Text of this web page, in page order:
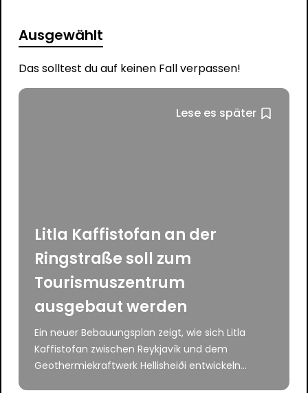
Ausgewählt
Das solltest du auf keinen Fall verpassen!
Lese es später
Litla Kaffistofan an der
Ringstraße soll zum
Tourismuszentrum
ausgebaut werden
Ein neuer Bebauungsplan zeigt, wie sich Litla
Kaffistofan zwischen Reykjavík und dem
Geothermiekraftwerk Hellisheiði entwickeln...